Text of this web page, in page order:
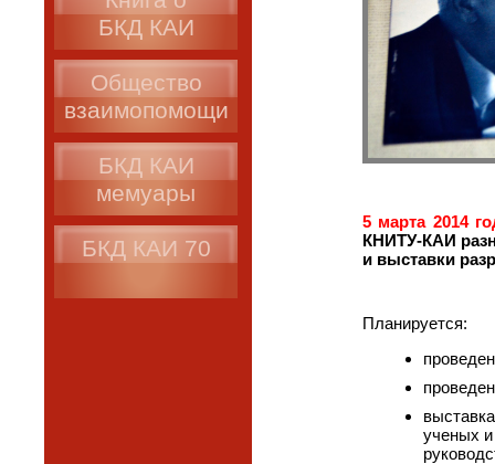
БКД КАИ
Общество
взаимопомощи
БКД КАИ
мемуары
БКД КАИ 70
5 марта 2014
КНИТУ-КАИ
и выставки
Планируется:
ученых